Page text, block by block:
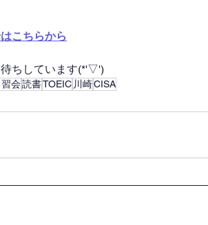
こちらから
ちしています(*'▽')
会読書TOEIC 川崎CISA